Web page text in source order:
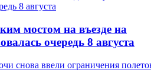
мостом на въезде на
очередь 8 августа